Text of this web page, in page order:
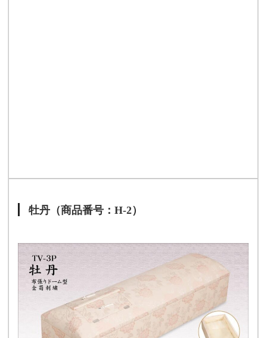
牡丹（商品番号：H-2）